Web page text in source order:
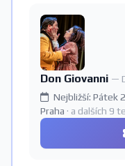
Don Giovanni —
Nejbližší: Pátek
Praha · a dalších 9